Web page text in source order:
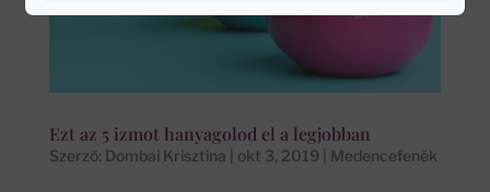
Ezt az 5 izmot hanyagolod el a legjobban
Szerző: Dombai Krisztina okt 3, 2019 Medencefenék